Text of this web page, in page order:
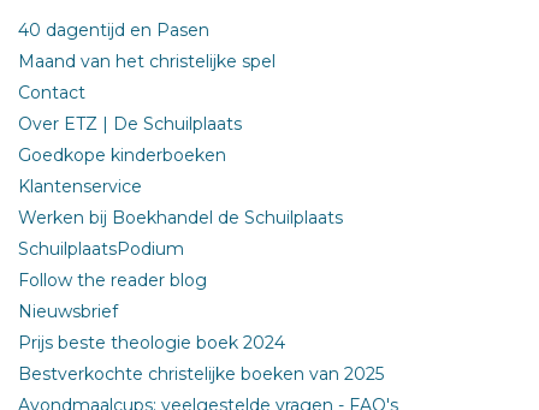
40 dagentijd en Pasen
Maand van het christelijke spel
Contact
Over ETZ | De Schuilplaats
Goedkope kinderboeken
Klantenservice
Werken bij Boekhandel de Schuilplaats
SchuilplaatsPodium
Follow the reader blog
Nieuwsbrief
Prijs beste theologie boek 2024
Bestverkochte christelijke boeken van 2025
Avondmaalcups: veelgestelde vragen - FAQ's